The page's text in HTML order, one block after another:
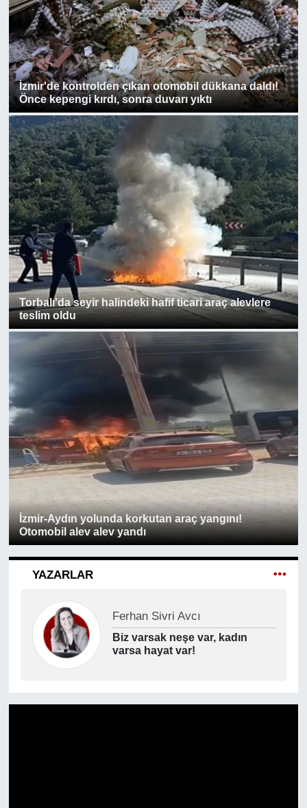
İzmir'de kontrolden çıkan otomobil dükkana daldı!
Önce kepengi kırdı, sonra duvarı yıktı
Torbalı'da seyir halindeki hafif ticari araç alevlere
teslim oldu
İzmir-Aydın yolunda korkutan araç yangını!
Otomobil alev alev yandı
YAZARLAR
Dr. Gülören Tunca
Özgüven: İçimizdeki süper güç